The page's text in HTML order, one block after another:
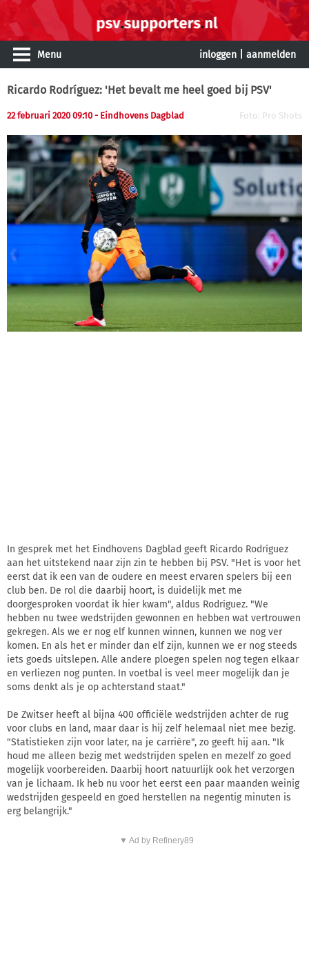
Menu inloggen aanmelden
Ricardo Rodríguez: 'Het bevalt me heel goed bij PSV'
22 februari 2020 09:10 - Eindhovens Dagblad Foto: Pro Shots
In gesprek met het Eindhovens Dagblad geeft Ricardo Rodríguez
aan het uitstekend naar zijn zin te hebben bij PSV. "Het is voor het
eerst dat ik een van de oudere en meest ervaren spelers bij een
club ben. De rol die daarbij hoort, is duidelijk met me
doorgesproken voordat ik hier kwam", aldus Rodríguez. "We
hebben nu twee wedstrijden gewonnen en hebben wat vertrouwen
gekregen. Als we er nog elf kunnen winnen, kunnen we nog ver
komen. En als het er minder dan elf zijn, kunnen we er nog steeds
iets goeds uitslepen. Alle andere ploegen spelen nog tegen elkaar
en verliezen nog punten. In voetbal is veel meer mogelijk dan je
soms denkt als je op achterstand staat."
De Zwitser heeft al bijna 400 officiële wedstrijden achter de rug
voor clubs en land, maar daar is hij zelf helemaal niet mee bezig.
"Statistieken zijn voor later, na je carrière", zo geeft hij aan. "Ik
houd me alleen bezig met wedstrijden spelen en mezelf zo goed
mogelijk voorbereiden. Daarbij hoort natuurlijk ook het verzorgen
van je lichaam. Ik heb nu voor het eerst een paar maanden weinig
wedstrijden gespeeld en goed herstellen na negentig minuten is
erg belangrijk."
▼ Ad by Refinery89